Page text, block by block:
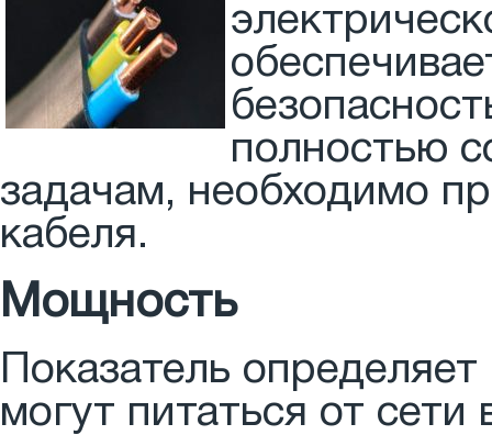
полностью
задачам, необходимо
кабеля.
Мощность
Показатель
могут питаться от